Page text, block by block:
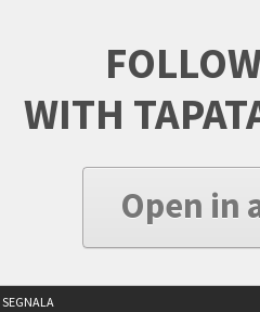
WITH
Open in
SEGNALA